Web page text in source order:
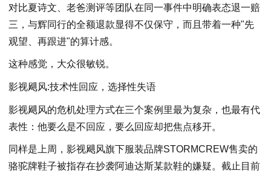
对比夏诗文、老爸测评等团队在同一事件中明确表态退一赔
三，与辉同行的全额退款显得不仅保守，而且带着一种"先
观望、再跟进"的算计感。
这种感觉，大众很敏锐。
影视飓风:技术性回应，选择性失语
影视飓风的危机处理方式在三个案例里最为复杂，也最有代
表性：他要么是不回应，要么回应却把焦点移开。
同样是上周，影视飓风旗下服装品牌STORMCREW售卖的
骆驼牌鞋子被指存在抄袭阿迪达斯某款鞋的嫌疑。截止目前